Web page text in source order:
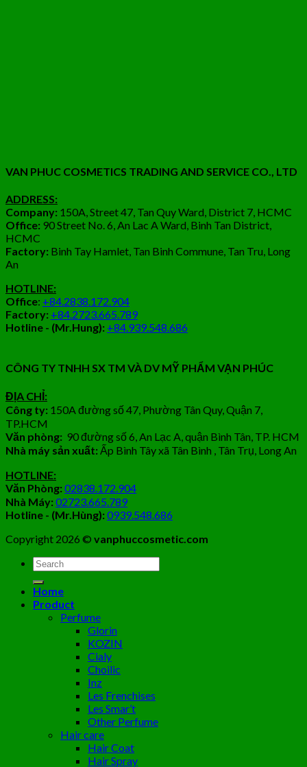
VAN PHUC COSMETICS TRADING AND SERVICE CO., LTD
ADDRESS:
Company: 150A, Street 47, Tan Quy Ward, District 7, HCMC
Office: 90 Street No. 6, An Lac A Ward, Binh Tan District,
HCMC
Factory: Binh Tay Hamlet, Tan Binh Commune, Tan Tru, Long
An
HOTLINE:
Office: +84.2838.172.904
Factory: +84.2723.665.789
Hotline - (Mr.Hung): +84.939.548.686
CÔNG TY TNHH SX TM VÀ DV MỸ PHẨM VẠN PHÚC
ĐỊA CHỈ:
Công ty: 150A đường số 47, Phường Tân Quy, Quận 7,
TP.HCM
Văn phòng: 90 đường số 6, An Lạc A, quận Bình Tân, TP. HCM
Nhà máy sản xuất:Ấp Bình Tây xã Tân Bình , Tân Trụ, Long An
HOTLINE:
Văn Phòng:02838.172.904
Nhà Máy:02723.665.789
Hotline - (Mr.Hùng):0939.548.686
Copyright 2026 © vanphuccosmetic.com
Tìm
kiếm:
Home
Product
Perfume
Glorin
KOZIN
Cialy
Choilic
Inz
Les Frenchises
Les Smar’t
Other Perfume
Hair care
Hair Coat
Hair Spray